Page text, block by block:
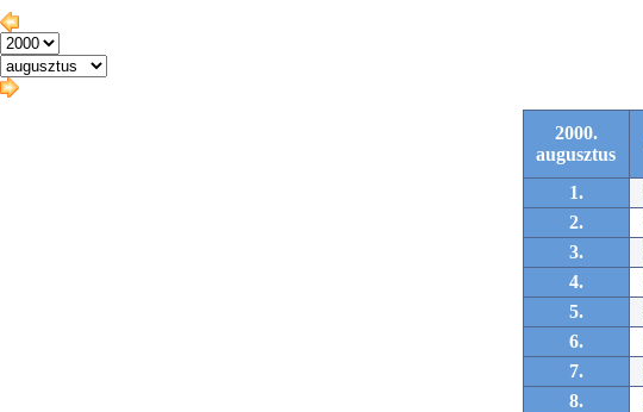
2000.
augusztus
1.
2.
3.
4.
5.
6.
7.
8.